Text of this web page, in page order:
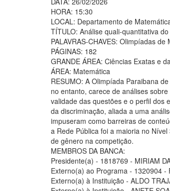
HORA: 15:30
LOCAL: Departamento de
TÍTULO: Análise quali-quantitativa
PALAVRAS-CHAVES: Olimpíadas
PÁGINAS: 182
GRANDE ÁREA: Ciências Exatas e
ÁREA: Matemática
RESUMO: A Olimpíada Paraibana
no entanto, carece de análises
validade das questões e o perfil dos
da discriminação, aliada a uma
impuseram como barreiras de
a Rede Pública foi a maioria no
de gênero na competição.
MEMBROS DA BANCA:
Presidente(a) - 1818769 - MIRIAM
Externo(a) ao Programa - 1320904 -
Externo(a) à Instituição - ALDO